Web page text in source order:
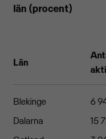
län (procent)
Län
Blekinge 6
Dalarna
15